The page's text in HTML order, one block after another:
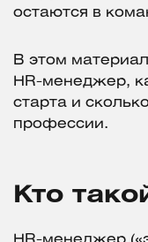
остаются в
В этом
HR-менеджер,
старта и
профессии.
Кто